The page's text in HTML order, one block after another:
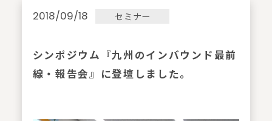
2018/09/18 セミナー
シンポジウム『九州のインバウンド最前
線・報告会』に登壇しました。